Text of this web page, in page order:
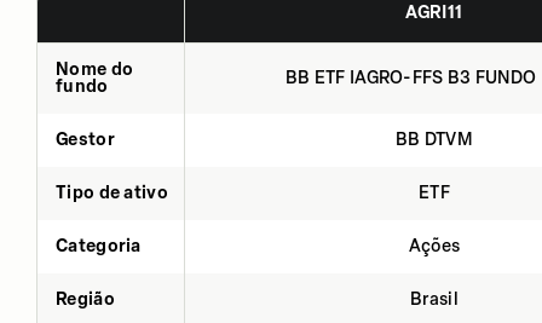
AGRI11
Nome do
fundo
BB ETF IAGRO-FFS B3
Gestor BB DTVM
Tipo de ativo ETF
Categoria Ações
Região Brasil